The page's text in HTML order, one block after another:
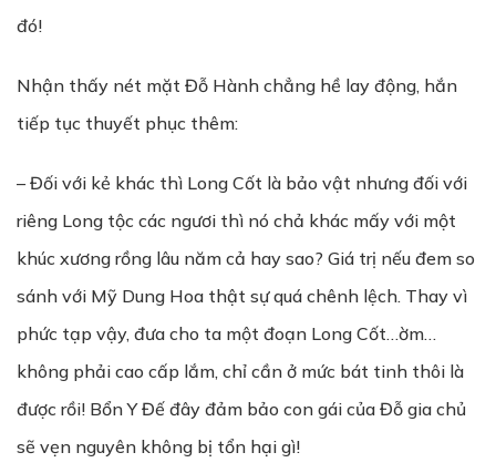
đó!
Nhận thấy nét mặt Đỗ Hành chẳng hề lay động, hắn
tiếp tục thuyết phục thêm:
– Đối với kẻ khác thì Long Cốt là bảo vật nhưng đối với
riêng Long tộc các ngươi thì nó chả khác mấy với một
khúc xương rồng lâu năm cả hay sao? Giá trị nếu đem so
sánh với Mỹ Dung Hoa thật sự quá chênh lệch. Thay vì
phức tạp vậy, đưa cho ta một đoạn Long Cốt…ờm…
không phải cao cấp lắm, chỉ cần ở mức bát tinh thôi là
được rồi! Bổn Y Đế đây đảm bảo con gái của Đỗ gia chủ
sẽ vẹn nguyên không bị tổn hại gì!